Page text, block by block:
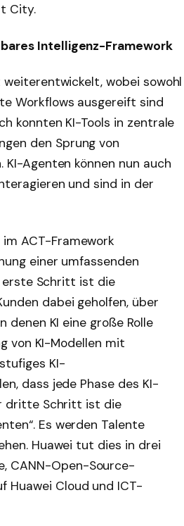
City.
Intelligenz-Framework
wobei sowohl
Workflows ausgereift sind
konnten KI-Tools in zentrale
den Sprung von
Agenten können nun auch
und sind in der
ACT-Framework
einer umfassenden
erste Schritt ist die
dabei geholfen, über
denen KI eine große Rolle
von KI-Modellen mit
KI-
dass jede Phase des KI-
dritte Schritt ist die
Es werden Talente
Huawei tut dies in drei
CANN-Open-Source-
Huawei Cloud und ICT-